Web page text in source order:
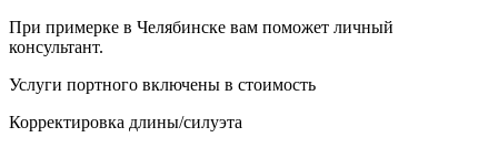
При примерке в Челябинске вам поможет личный
консультант.
Услуги портного включены в стоимость
Корректировка длины/силуэта